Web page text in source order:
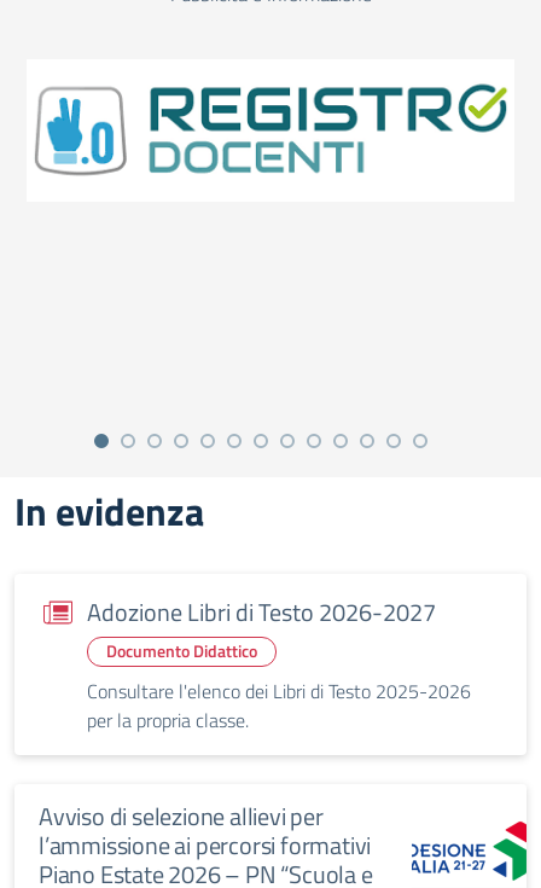
In evidenza
Adozione Libri di Testo 2026-2027
Documento Didattico
Consultare l'elenco dei Libri di Testo 2025-2026
per la propria classe.
Avviso di selezione allievi per
l’ammissione ai percorsi formativi
Piano Estate 2026 – PN “Scuola e